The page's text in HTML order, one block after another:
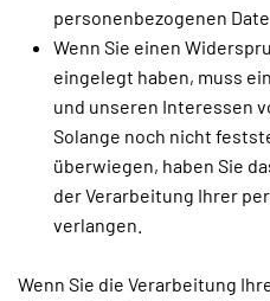
personenbezogenen
Wenn Sie einen
eingelegt haben, muss
und unseren Interessen
Solange noch nicht
überwiegen, haben Sie
der Verarbeitung Ihrer
verlangen.
Wenn Sie die Verarbeitung